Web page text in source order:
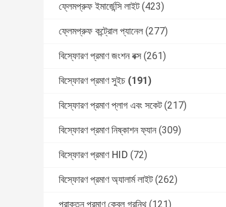
ফ্লেমপ্রুফ ইমার্জেন্সি লাইট (423)
ফ্লেমপ্রুফ কন্ট্রোল প্যানেল (277)
বিস্ফোরণ প্রমাণ জংশন বক্স (261)
বিস্ফোরণ প্রমাণ সুইচ (191)
বিস্ফোরণ প্রমাণ প্লাগ এবং সকেট (217)
বিস্ফোরণ প্রমাণ নিষ্কাশন ফ্যান (309)
বিস্ফোরণ প্রমাণ HID (72)
বিস্ফোরণ প্রমাণ অ্যালার্ম লাইট (262)
প্রাক্তন প্রমাণ কেবল গ্রন্থি (121)